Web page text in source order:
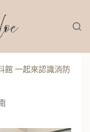
館 一起來認識消防